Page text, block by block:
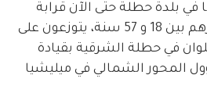
في بلدة حطلة حتى الآن قرابة
200 عنصر، تتراوح أعمارهم بين 18 و 57 سنة، يتوزعون على
في حطلة الشرقية بقيادة
المحور الشمالي في ميليشيا